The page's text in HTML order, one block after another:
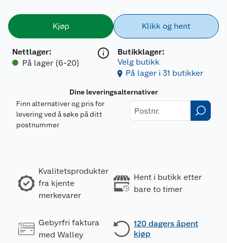
Kjøp
Nettlager:
På lager (6-20)
Klikk og hent
Butikklager:
Velg butikk
På lager i 31 butikker
Dine leveringsalternativer
Finn alternativer og pris for
levering ved å søke på ditt
postnummer
Kvalitetsprodukter
fra kjente
merkevarer
Hent i butikk etter
bare to timer
Gebyrfri faktura
med Walley
120 dagers åpent
kjøp